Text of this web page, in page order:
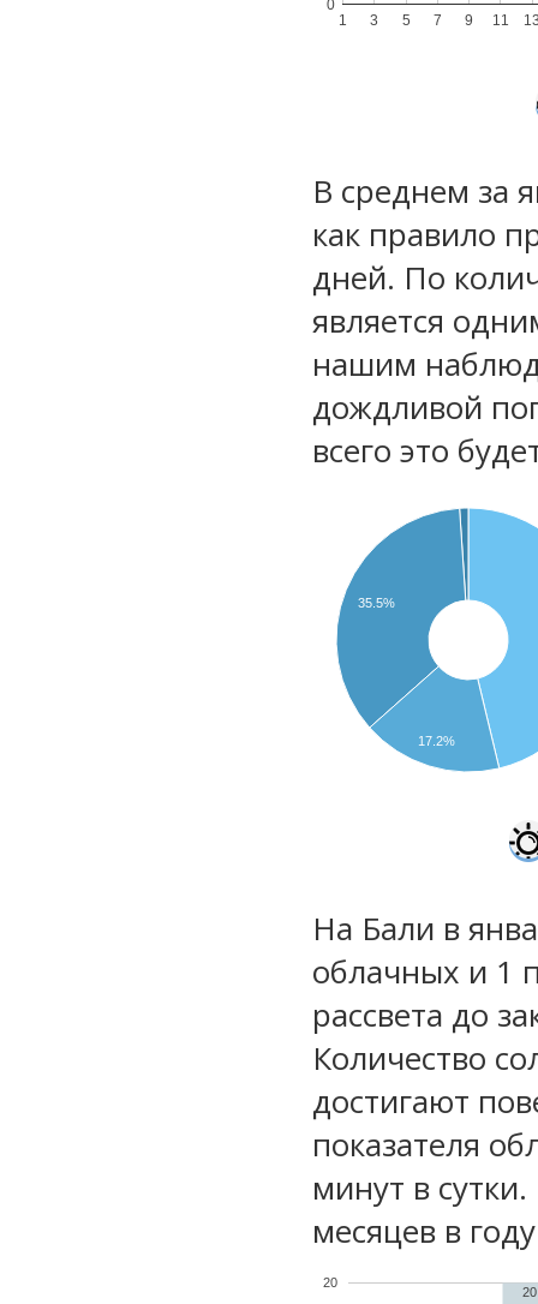
1 3 5 7 9 11
0
В среднем за
как правило
дней. По
является
нашим
дождливой
всего это
35.5%
17.2%
На Бали в
облачных и 1
рассвета до
Количество
достигают
показателя
минут в
месяцев в
20